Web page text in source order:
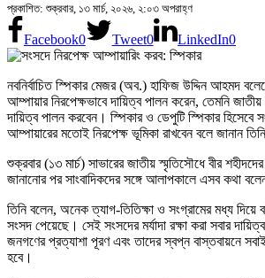
প্রকাশিত: শুক্রবার, ১৩ মার্চ, ২০২৬, ২:০৩ অপরাহ্ণ
Facebook0 Tweet0 LinkedIn0
নবনির্বাচিত স্পিকার মেজর (অব.) হাফিজ উদ্দিন আহমদ
আম্পায়ার নিরপেক্ষভাবে দায়িত্ব পালন করেন, তেমনি জাতীয়
দায়িত্ব পালন করবেন। স্পিকার ও ডেপুটি স্পিকার হিসেবে
আম্পায়ারের মতোই নিরপেক্ষ ভূমিকা রাখবেন বলে জানান
শুক্রবার (১৩ মার্চ) সাভারের জাতীয় স্মৃতিসৌধে বীর
জানানোর পর সাংবাদিকদের সঙ্গে আলাপকালে এসব কথা
তিনি বলেন, অনেক ত্যাগ-তিতিক্ষা ও সংগ্রামের মধ্য দিয়ে
সংসদ পেয়েছে। সেই সংসদের মর্যাদা রক্ষা করা সবার
জনগণের প্রত্যাশা পূরণ এবং তাদের স্বপ্ন বাস্তবায়নে
হবে।